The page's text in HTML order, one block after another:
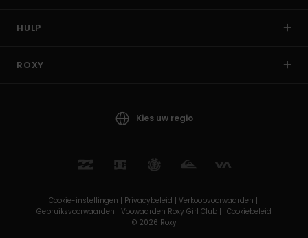
HULP
ROXY
Kies uw regio
Cookie-instellingen | Privacybeleid | Verkoopvoorwaarden |
Gebruiksvoorwaarden | Voowaarden Roxy Girl Club | Cookiebeleid
© 2026 Roxy